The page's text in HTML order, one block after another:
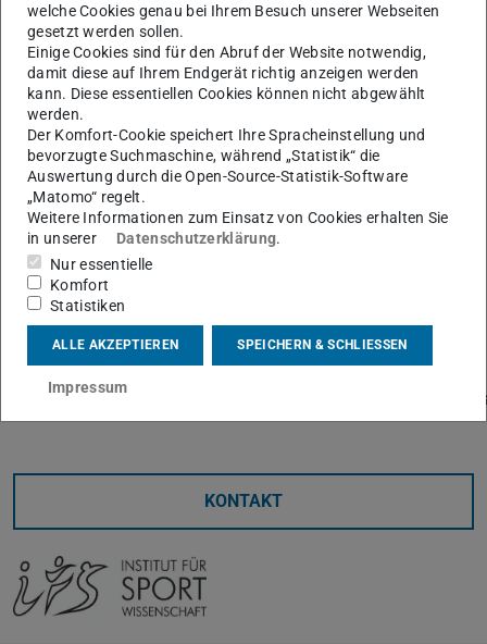
31.Dezember 2026 geschlossen. Freie oder im Laufe des
kommenden Jahres freiwerdende Professuren am IfS
werden nicht wiederbesetzt. Die verbleibenden
Professoren werden ihre Lehr- und Forschungstätigkeit in
anderen Bereichen der TU fortsetzen.
Die sportwissenschaftlichen Studiengänge werden zum
jeweils nächstmöglichen Zeitpunkt geschlossen, eine
Einschreibung ist nicht mehr möglich. Die TU wird
sicherstellen, dass alle in diesen Studiengängen bereits
eingeschriebenen Studierenden die Möglichkeit haben, ihr
Studium in der Regelstudienzeit plus zwei Semester
Weitere Informationen:
https://www.tu-
darmstadt.de/universitaet/aktuelles_meldungen/
(wird in neuem Tab geöffnet)
KONTAKT
welche Cookies genau bei Ihrem Besuch unserer Webseiten
gesetzt werden sollen.
Einige Cookies sind für den Abruf der Website notwendig,
damit diese auf Ihrem Endgerät richtig anzeigen werden
kann. Diese essentiellen Cookies können nicht abgewählt
werden.
Der Komfort-Cookie speichert Ihre Spracheinstellung und
bevorzugte Suchmaschine, während „Statistik“ die
Auswertung durch die Open-Source-Statistik-Software
„Matomo“ regelt.
Weitere Informationen zum Einsatz von Cookies erhalten Sie
in unserer
Datenschutzerklärung.
Nur essentielle
Komfort
Statistiken
ALLE AKZEPTIEREN SPEICHERN & SCHLIESSEN
Impressum